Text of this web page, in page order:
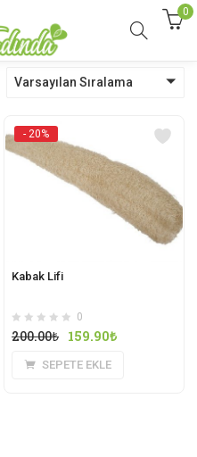
0
Varsayılan Sıralama
- 20%
Kabak Lifi
0
200.00₺ 159.90₺
SEPETE EKLE